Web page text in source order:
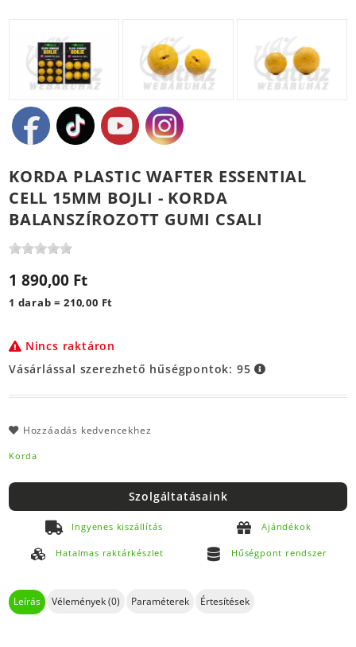
KORDA PLASTIC WAFTER ESSENTIAL
CELL 15MM BOJLI - KORDA
BALANSZÍROZOTT GUMI CSALI
1 890,00 Ft
1 darab = 210,00 Ft
Nincs raktáron
Vásárlással szerezhető hűségpontok: 95
Hozzáadás kedvencekhez
Korda
Szolgáltatásaink
Ingyenes kiszállítás Ajándékok
Hatalmas raktárkészlet Hűségpont rendszer
Leírás Vélemények (0) Paraméterek Értesítések